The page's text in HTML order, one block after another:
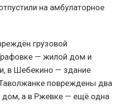
на амбулаторное
грузовой
— жилой дом и
в Шебекино — здание
повреждены два
дом, а в Ржевке — ещё одна